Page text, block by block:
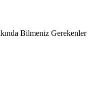
Bilmeniz Gerekenler